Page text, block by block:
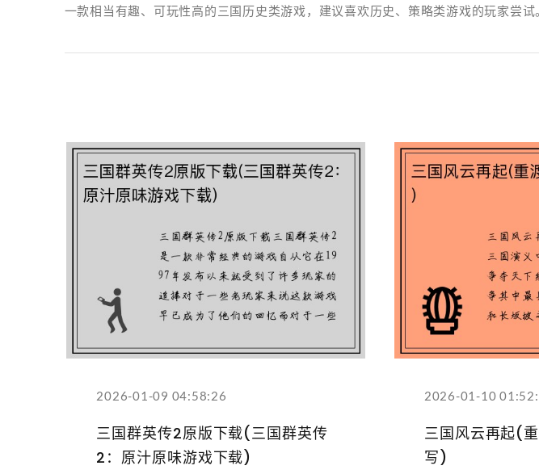
一款相当有趣、可玩性高的三国历史类游戏，建议喜欢历史、策略类游戏的玩家尝试
2026-01-09 04:58:26
三国群英传2原版下载(三国群英传
2：原汁原味游戏下载)
2026-01-10
三国风云再起(
写)